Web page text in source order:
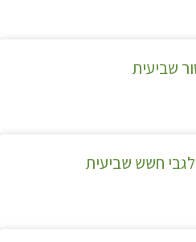
שביעית
חשש שביעית